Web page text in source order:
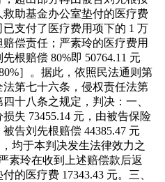
助基金办公室垫付的医疗费
支付了医疗费用项下的 1 万
偿责任；严素玲的医疗费用
根赔偿 80%即 50764.11 元
］。据此，依照民法通则第
第七十六条，侵权责任法第
十八条之规定，判决：一、
失 73455.14 元，由被告保险
告刘先根赔偿 44385.47 元
，均于本判决发生法律效力之
素玲在收到上述赔偿款后返
的医疗费 17343.43 元。三、